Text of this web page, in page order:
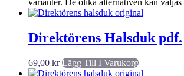
varianter. De olika alternativen kan väljas
Direktörens Halsduk pdf.
69,00 kr Lägg Till I Varukorg